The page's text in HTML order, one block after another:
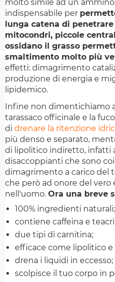
molto simile ad un
indispensabile per
lunga catena di
mitocondri, piccole
ossidano il grasso
smaltimento molto più
effetti: dimagrimento
produzione di energia e
lipidemico.
Infine non dimentichiamo
tarassaco officinale e la
di drenare la ritenzione
più denso e separato,
di lipolitico indiretto, infatti
disaccoppianti che sono
dimagrimento a carico del
che però ad onore del vero
nell'uomo. Ora una breve
100% ingredienti naturali;
contiene caffeina e
due tipi di carnitina;
efficace come lipolitico
drena i liquidi in eccesso;
scolpisce il tuo corpo in